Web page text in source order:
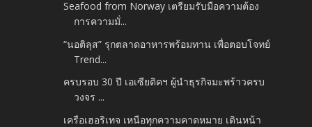
Seafood from Norway เตรียมรับมือความต้อง
การความมั่...
“นอติลุส” รุกตลาดอาหารพร้อมทาน เพื่อตอบโจทย์
Trend...
ครบรอบ 30 ปี เอเซียติคฯ ผู้นำธุรกิจมะพร้าวครบ
วงจร ...
เครือเฮอริเทจ เหนือทุกความคาดหมาย เดินหน้า